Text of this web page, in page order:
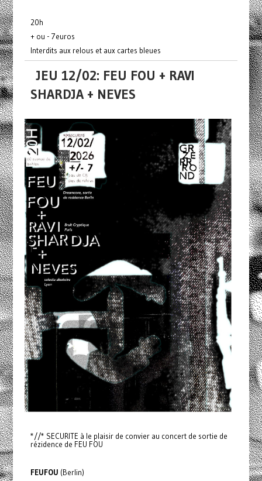
20h
+ ou - 7euros
Interdits aux relous et aux cartes bleues
JEU 12/02: FEU FOU + RAVI
SHARDJA + NEVES
*//* SECURITE à le plaisir de convier au concert de sortie de
rézidence de FEU FOU
FEUFOU (Berlin)